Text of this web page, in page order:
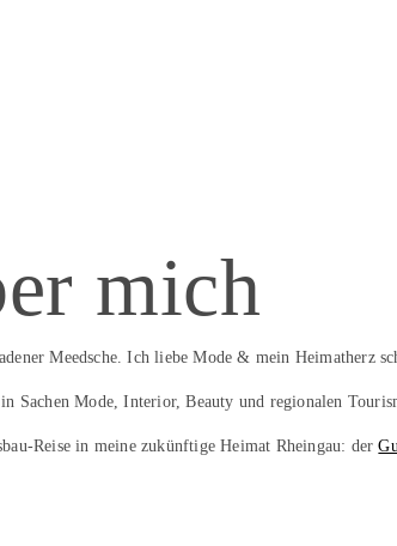
mich
Meedsche. Ich liebe Mode & mein Heimatherz
Sachen Mode, Interior, Beauty und regionalen
Reise in meine zukünftige Heimat Rheingau: der